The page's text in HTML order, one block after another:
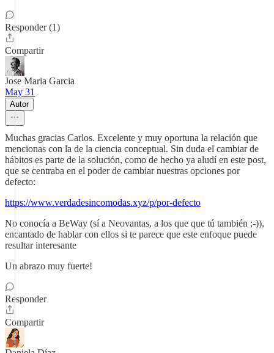
Responder (1)
Compartir
Jose Maria Garcia
May 31
Autor
Muchas gracias Carlos. Excelente y muy oportuna la relación que
mencionas con la de la ciencia conceptual. Sin duda el cambiar de
hábitos es parte de la solución, como de hecho ya aludí en este post,
que se centraba en el poder de cambiar nuestras opciones por
defecto:
https://www.verdadesincomodas.xyz/p/por-defecto
No conocía a BeWay (sí a Neovantas, a los que que tú también ;-)),
encantado de hablar con ellos si te parece que este enfoque puede
resultar interesante
Un abrazo muy fuerte!
Responder
Compartir